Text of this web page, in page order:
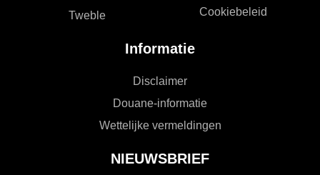
Tweble
Cookiebeleid
Informatie
Disclaimer
Douane-informatie
Wettelijke vermeldingen
NIEUWSBRIEF